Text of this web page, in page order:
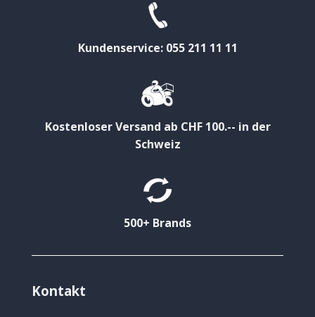
Kundenservice: 055 211 11 11
Kostenloser Versand ab CHF 100.-- in der
Schweiz
500+ Brands
Kontakt